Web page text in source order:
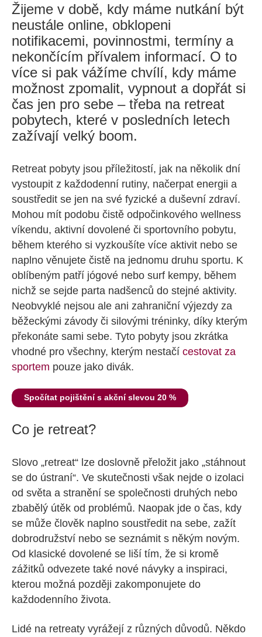
Žijeme v době, kdy máme nutkání být
neustále online, obklopeni
notifikacemi, povinnostmi, termíny a
nekončícím přívalem informací. O to
více si pak vážíme chvílí, kdy máme
možnost zpomalit, vypnout a dopřát si
čas jen pro sebe – třeba na retreat
pobytech, které v posledních letech
zažívají velký boom.
Retreat pobyty jsou příležitostí, jak na několik dní
vystoupit z každodenní rutiny, načerpat energii a
soustředit se jen na své fyzické a duševní zdraví.
Mohou mít podobu čistě odpočinkového wellness
víkendu, aktivní dovolené či sportovního pobytu,
během kterého si vyzkoušíte více aktivit nebo se
naplno věnujete čistě na jednomu druhu sportu. K
oblíbeným patří jógové nebo surf kempy, během
nichž se sejde parta nadšenců do stejné aktivity.
Neobvyklé nejsou ale ani zahraniční výjezdy za
běžeckými závody či silovými tréninky, díky kterým
překonáte sami sebe. Tyto pobyty jsou zkrátka
vhodné pro všechny, kterým nestačí cestovat za
sportem pouze jako divák.
Spočítat pojištění s akční slevou 20 %
Co je retreat?
Slovo „retreat“ lze doslovně přeložit jako „stáhnout
se do ústraní“. Ve skutečnosti však nejde o izolaci
od světa a stranění se společnosti druhých nebo
zbabělý útěk od problémů. Naopak jde o čas, kdy
se může člověk naplno soustředit na sebe, zažít
dobrodružství nebo se seznámit s někým novým.
Od klasické dovolené se liší tím, že si kromě
zážitků odvezete také nové návyky a inspiraci,
kterou možná později zakomponujete do
každodenního života.
Lidé na retreaty vyrážejí z různých důvodů. Někdo